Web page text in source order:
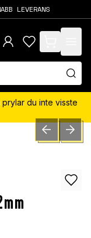
LEVERANS
items in cart,
prylar du inte visste
PREVIOUSNEXT